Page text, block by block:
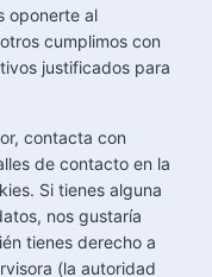
oponerte al
cumplimos con
justificados para
contacta con
de contacto en la
Si tienes alguna
nos gustaría
tienes derecho a
(la autoridad